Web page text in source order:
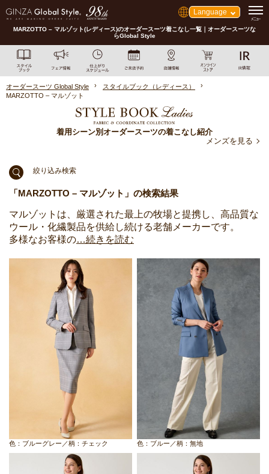
Language
MARZOTTO – マルゾット(レディース)のオーダースーツ着こなし一覧｜オーダースーツな
らGlobal Style
オーダースーツ Global Style
スタイルブック（レディース）
MARZOTTO – マルゾット
着用シーン別オーダースーツの着こなし紹介
絞り込み検索
メンズを見る
「MARZOTTO – マルゾット」の検索結果
マルゾットは、厳選された最上の牧場と提携し、高品質な
ウール・化繊製品を供給し続ける老舗メーカーです。
多様なお客様の…続きを読む
色：ブルーグレー／柄：チェック 色：ブルー／柄：無地